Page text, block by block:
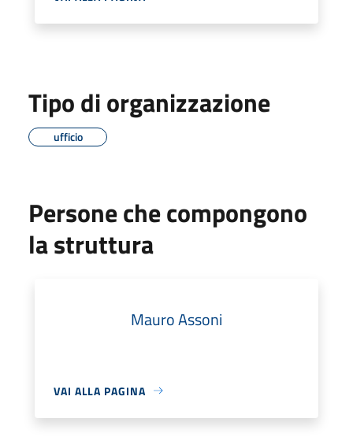
Tipo di organizzazione
ufficio
Persone che compongono
la struttura
Mauro Assoni
VAI ALLA PAGINA